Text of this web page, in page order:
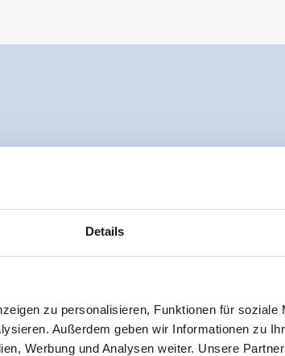
Details
zu personalisieren, Funktionen für soziale
Außerdem geben wir Informationen zu
Werbung und Analysen weiter. Unsere